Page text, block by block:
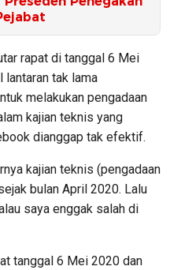
rapat di tanggal 6 Mei
lantaran tak lama
melakukan pengadaan
kajian teknis yang
dianggap tak efektif.
kajian teknis (pengadaan
bulan April 2020. Lalu
saya enggak salah di
tanggal 6 Mei 2020 dan